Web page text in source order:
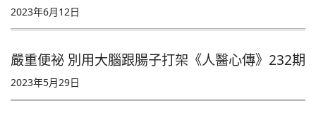
2023年6月12日
嚴重便祕 別用大腦跟腸子打架《人醫心傳》232期
2023年5月29日